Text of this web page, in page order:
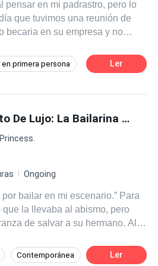
pensar en mi padrastro, pero lo
becaria en su empresa y no
una friki, una empollona y
quitar a mi madre de en
en primera persona Ler
Contrato De Lujo: La Bailarina Del Capo
Ongoing
bailar en mi escenario.” Para
que la llevaba al abismo, pero
de salvar a su hermano. Al
jefe de la mafia en la cima
Contemporánea Ler